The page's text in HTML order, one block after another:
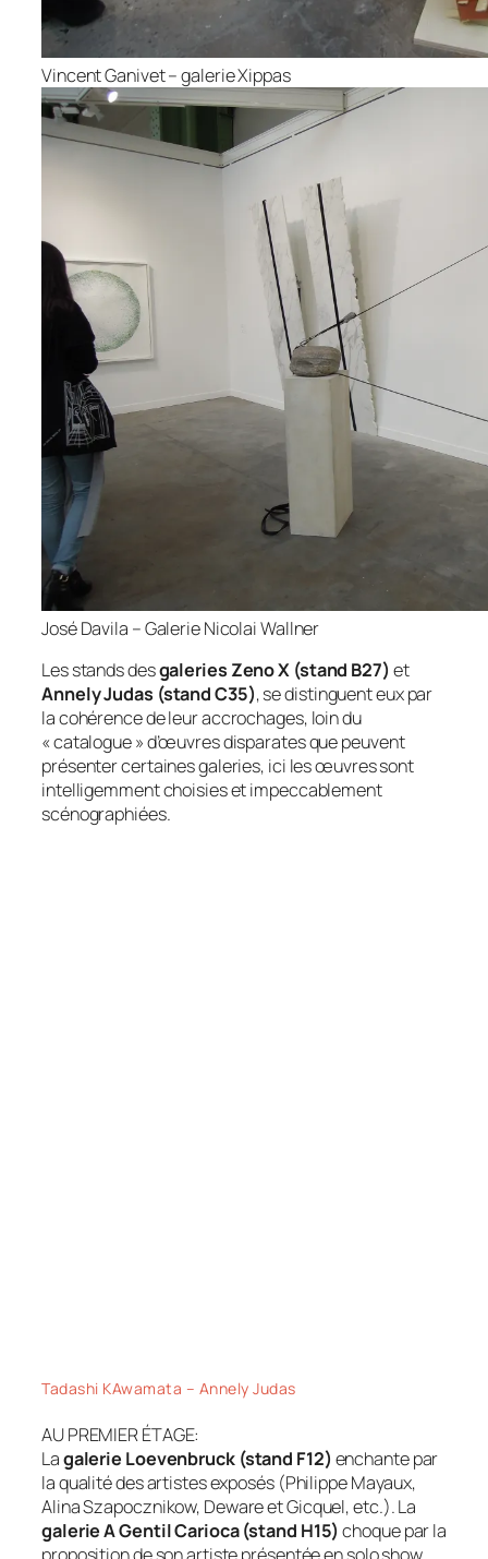
Vincent Ganivet – galerie Xippas
José Davila – Galerie Nicolai Wallner
Les stands desgaleries Zeno X (stand B27) et
Annely Judas (stand C35), se distinguent eux par
la cohérence de leur accrochages, loin du
« catalogue » d’œuvres disparates que peuvent
présenter certaines galeries, ici les œuvres sont
intelligemment choisies et impeccablement
scénographiées.
Tadashi KAwamata – Annely Judas
AU PREMIER ÉTAGE:
Lagalerie Loevenbruck (stand F12) enchante par
la qualité des artistes exposés (Philippe Mayaux,
Alina Szapocznikow, Deware et Gicquel, etc.). La
galerie A Gentil Carioca (stand H15) choque par la